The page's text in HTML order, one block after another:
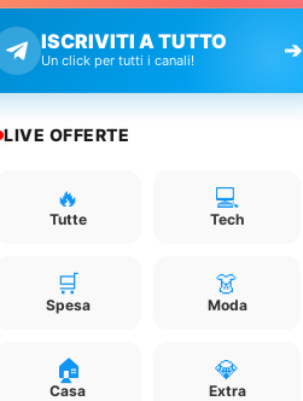
ISCRIVITI A TUTTO
Un click per tutti i canali! ➔
LIVE OFFERTE
🔥
Tutte
💻
Tech
🛒
Spesa
👗
Moda
🏠
Casa
💎
Extra